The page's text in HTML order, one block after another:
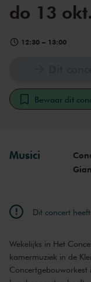
do 13
12:30 – 13:00
Bewaar dit
Musici
Dit concert
Wekelijks in Het
kamermuziek in de